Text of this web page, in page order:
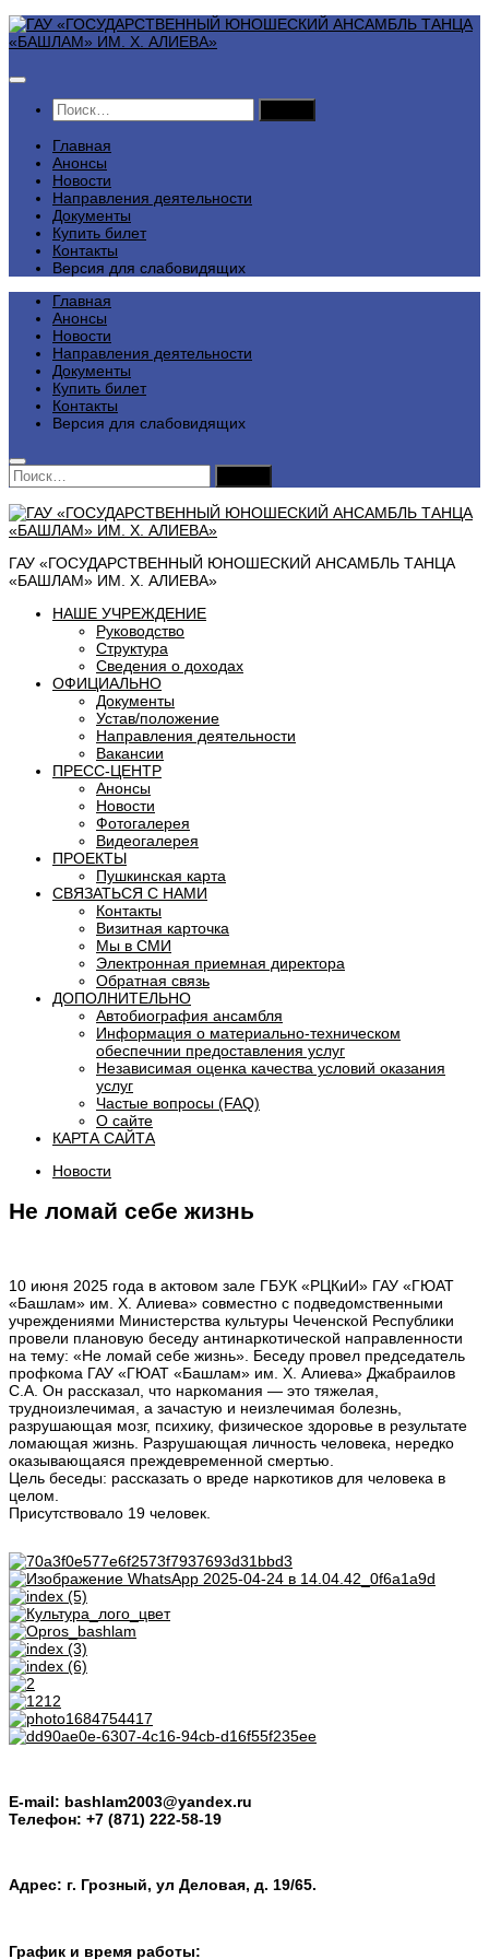
Перейти
к
Найти:
Главная
Анонсы
Новости
Направления деятельности
Документы
Купить билет
Контакты
Версия для слабовидящих
Главная
Анонсы
Новости
Направления деятельности
Документы
Купить билет
Контакты
Версия для слабовидящих
Найти:
ГАУ «ГОСУДАРСТВЕННЫЙ ЮНОШЕСКИЙ АНСАМБЛЬ ТАНЦА
«БАШЛАМ» ИМ. Х. АЛИЕВА»
НАШЕ УЧРЕЖДЕНИЕ
Руководство
Структура
Сведения о доходах
ОФИЦИАЛЬНО
Документы
Устав/положение
Направления деятельности
Вакансии
ПРЕСС-ЦЕНТР
Анонсы
Новости
Фотогалерея
Видеогалерея
ПРОЕКТЫ
Пушкинская карта
СВЯЗАТЬСЯ С НАМИ
Контакты
Визитная карточка
Мы в СМИ
Электронная приемная директора
Обратная связь
ДОПОЛНИТЕЛЬНО
Автобиография ансамбля
Информация о материально-техническом
обеспечнии предоставления услуг
Независимая оценка качества условий оказания
услуг
Частые вопросы (FAQ)
О сайте
КАРТА САЙТА
Новости
Не ломай себе жизнь
10 июня 2025 года в актовом зале ГБУК «РЦКиИ» ГАУ «ГЮАТ
«Башлам» им. Х. Алиева» совместно с подведомственными
учреждениями Министерства культуры Чеченской Республики
провели плановую беседу антинаркотической направленности
на тему: «Не ломай себе жизнь». Беседу провел председатель
профкома ГАУ «ГЮАТ «Башлам» им. Х. Алиева» Джабраилов
С.А. Он рассказал, что наркомания — это тяжелая,
трудноизлечимая, а зачастую и неизлечимая болезнь,
разрушающая мозг, психику, физическое здоровье в результате
ломающая жизнь. Разрушающая личность человека, нередко
оказывающаяся преждевременной смертью.
Цель беседы: рассказать о вреде наркотиков для человека в
целом.
Присутствовало 19 человек.
E-mail: bashlam2003@yandex.ru
Телефон: +7 (871) 222-58-19
Адрес: г. Грозный, ул Деловая, д. 19/65.
График и время работы: